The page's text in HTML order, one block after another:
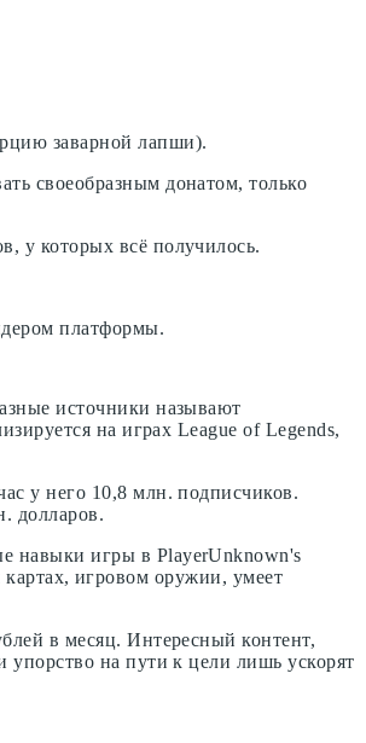
заварной лапши).
своеобразным донатом, только
у которых всё получилось.
платформы.
источники называют
на играх League of Legends,
у него 10,8 млн. подписчиков.
долларов.
навыки игры в PlayerUnknown's
игровом оружии, умеет
в месяц. Интересный контент,
упорство на пути к цели лишь ускорят